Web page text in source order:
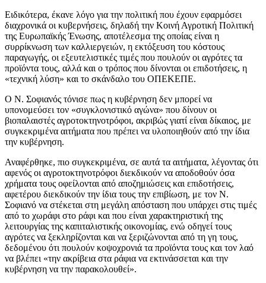
Ειδικότερα, έκανε λόγο για την πολιτική που έχουν εφαρμόσει
διαχρονικά οι κυβερνήσεις, δηλαδή την Κοινή Αγροτική Πολιτική
της Ευρωπαϊκής Ένωσης, αποτέλεσμα της οποίας είναι η
συρρίκνωση των καλλιεργειών, η εκτόξευση του κόστους
παραγωγής, οι εξευτελιστικές τιμές που πουλούν οι αγρότες τα
προϊόντα τους, αλλά και ο τρόπος που δίνονται οι επιδοτήσεις, η
«τεχνική λύση» και το σκάνδαλο του ΟΠΕΚΕΠΕ.
Ο Ν. Σοφιανός τόνισε πως η κυβέρνηση δεν μπορεί να
υπονομεύσει τον «συγκλονιστικό αγώνα» που δίνουν οι
βιοπαλαιστές αγροτοκτηνοτρόφοι, ακριβώς γιατί είναι δίκαιος, με
συγκεκριμένα αιτήματα που πρέπει να υλοποιηθούν από την ίδια
την κυβέρνηση.
Αναφέρθηκε, πιο συγκεκριμένα, σε αυτά τα αιτήματα, λέγοντας ότι
αφενός οι αγροτοκτηνοτρόφοι διεκδικούν να αποδοθούν όσα
χρήματα τους οφείλονται από αποζημιώσεις και επιδοτήσεις,
αφετέρου διεκδικούν την ίδια τους την επιβίωση, με τον Ν.
Σοφιανό να στέκεται στη μεγάλη απόσταση που υπάρχει στις τιμές
από το χωράφι στο ράφι και που είναι χαρακτηριστική της
λειτουργίας της καπιταλιστικής οικονομίας, ενώ οδηγεί τους
αγρότες να ξεκληρίζονται και να ξεριζώνονται από τη γη τους,
δεδομένου ότι πουλούν κοψοχρονιά τα προϊόντα τους και τον λαό
να βλέπει «την ακρίβεια στα ράφια να εκτινάσσεται και την
κυβέρνηση να την παρακολουθεί».